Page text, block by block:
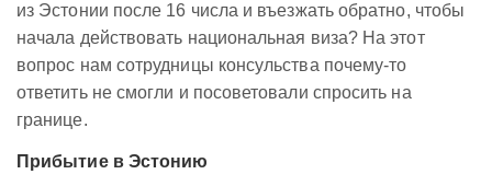
из Эстонии после 16 числа и въезжать обратно, чтобы
начала действовать национальная виза? На этот
вопрос нам сотрудницы консульства почему-то
ответить не смогли и посоветовали спросить на
границе.
Прибытие в Эстонию